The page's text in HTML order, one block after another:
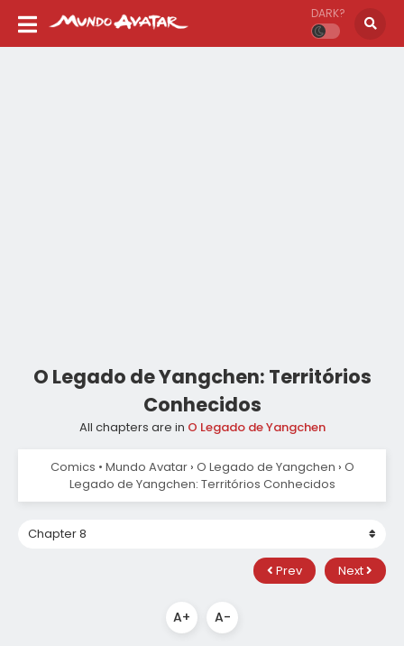
DARK?
O Legado de Yangchen: Territórios
Conhecidos
All chapters are in O Legado de Yangchen
Comics • Mundo Avatar › O Legado de Yangchen › O
Legado de Yangchen: Territórios Conhecidos
Prev Next
A+ A-